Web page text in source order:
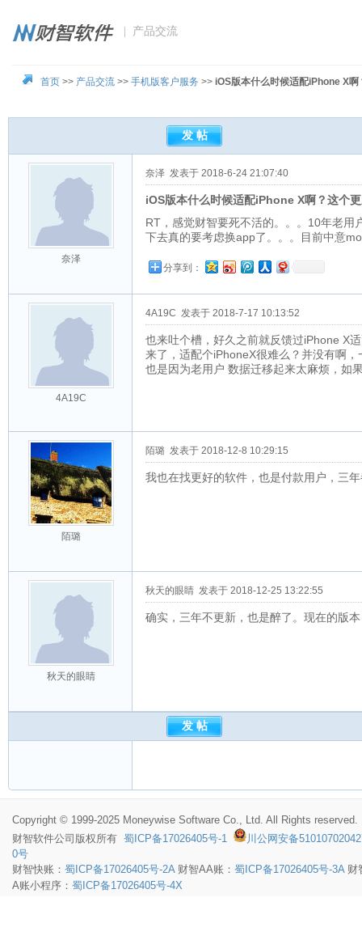
| 产品交流
首页 >> 产品交流 >> 手机版客户服务 >> iOS版本什么时候适配iPhone X
奈泽
奈泽 发表于 2018-6-24 21:07:40
iOS版本什么时候适配iPhone X啊？这个
RT，感觉财智要死不活的。。。10年老用
下去真的要考虑换app了。。。目前中意
分享到：
4A19C
4A19C 发表于 2018-7-17 10:13:52
也来吐个槽，好久之前就反馈过iPhone X
来了，适配个iPhoneX很难么？并没有啊
也是因为老用户 数据迁移起来太麻烦，如
陌璐
陌璐 发表于 2018-12-8 10:29:15
我也在找更好的软件，也是付款用户，三
秋天的眼睛
秋天的眼睛 发表于 2018-12-25 13:22:55
确实，三年不更新，也是醉了。现在的版
Copyright © 1999-2025 Moneywise Software Co., Ltd. All Rights reserved.
财智软件公司版权所有 蜀ICP备17026405号-1
川公网安备
0号
财智快账： 蜀ICP备17026405号-2A财智AA账： 蜀ICP备17026405号-3A财
A账小程序： 蜀ICP备17026405号-4X